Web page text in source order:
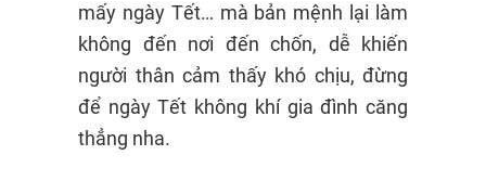
mấy ngày Tết… mà bản mệnh lại làm
không đến nơi đến chốn, dễ khiến
người thân cảm thấy khó chịu, đừng
để ngày Tết không khí gia đình căng
thẳng nha.